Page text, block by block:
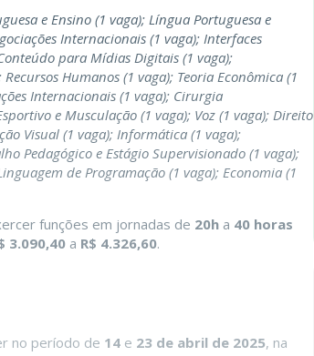
e Ensino (1 vaga); Língua Portuguesa e
Internacionais (1 vaga); Interfaces
para Mídias Digitais (1 vaga);
Humanos (1 vaga); Teoria Econômica (1
Internacionais (1 vaga); Cirurgia
e Musculação (1 vaga); Voz (1 vaga); Direito
Visual (1 vaga); Informática (1 vaga);
Pedagógico e Estágio Supervisionado (1 vaga);
de Programação (1 vaga); Economia (1
funções em jornadas de 20h a 40 horas
3.090,40 a R$ 4.326,60.
no período de 14 e 23 de abril de 2025, na